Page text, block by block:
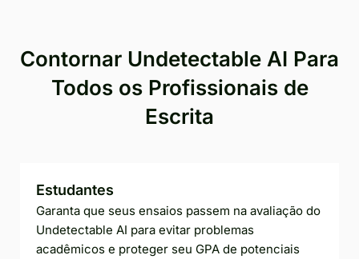
Contornar Undetectable AI Para
Todos os Profissionais de
Escrita
Estudantes
Garanta que seus ensaios passem na avaliação do
Undetectable AI para evitar problemas
acadêmicos e proteger seu GPA de potenciais